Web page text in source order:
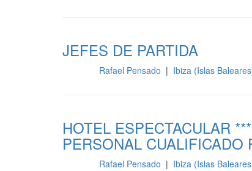
JEFES DE PARTIDA
Rafael Pensado | Ibiza (Islas
HOTEL ESPECTACULAR
PERSONAL CUALIFICADO
Rafael Pensado | Ibiza (Islas